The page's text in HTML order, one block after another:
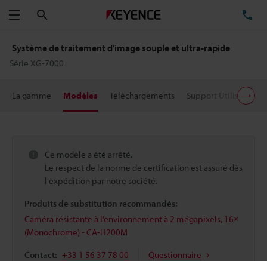
Menu
Système de traitement d’image souple et ultra-rapide
Série XG-7000
La gamme Modèles Téléchargements Support Utilisateur
Ce modèle a été arrêté.
Le respect de la norme de certification est assuré dès
l'expédition par notre société.
Produits de substitution recommandés:
Caméra résistante à l’environnement à 2 mégapixels, 16×
(Monochrome) - CA-H200M
Contact: +33 1 56 37 78 00 Questionnaire